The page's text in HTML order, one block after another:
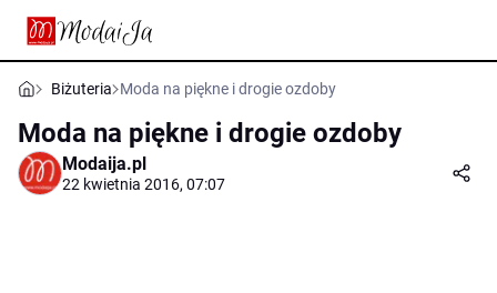
Biżuteria Moda na piękne i drogie ozdoby
Moda na piękne i drogie ozdoby
Modaija.pl
22 kwietnia 2016, 07:07